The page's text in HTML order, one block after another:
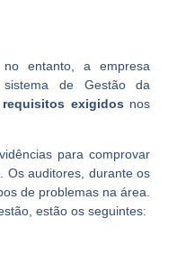
entanto, a empresa
de Gestão da
requisitos exigidos nos
para comprovar
Os auditores, durante os
de problemas na área.
estão os seguintes: